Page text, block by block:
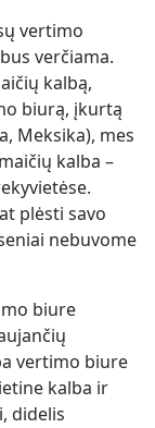
vertimo
verčiama.
kalbą,
biurą, įkurtą
Meksika), mes
kalba –
plėsti savo
nebuvome
biure
vertimo biure
kalba ir
didelis